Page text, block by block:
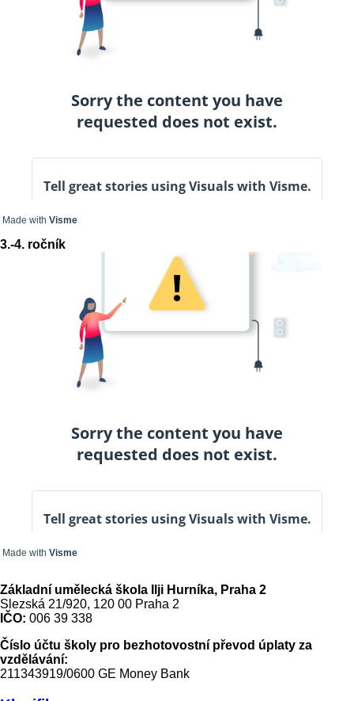
Made with Visme
3.-4. ročník
Made with Visme
Základní umělecká škola Ilji Hurníka, Praha 2
Slezská 21/920, 120 00 Praha 2
IČO: 006 39 338
Číslo účtu školy pro bezhotovostní převod úplaty za
vzdělávání:
211343919/0600 GE Money Bank